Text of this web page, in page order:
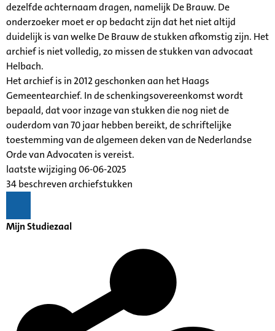
dezelfde achternaam dragen, namelijk De Brauw. De
onderzoeker moet er op bedacht zijn dat het niet altijd
duidelijk is van welke De Brauw de stukken afkomstig zijn. Het
archief is niet volledig, zo missen de stukken van advocaat
Helbach.
Het archief is in 2012 geschonken aan het Haags
Gemeentearchief. In de schenkingsovereenkomst wordt
bepaald, dat voor inzage van stukken die nog niet de
ouderdom van 70 jaar hebben bereikt, de schriftelijke
toestemming van de algemeen deken van de Nederlandse
Orde van Advocaten is vereist.
laatste wijziging 06-06-2025
34 beschreven archiefstukken
Mijn Studiezaal